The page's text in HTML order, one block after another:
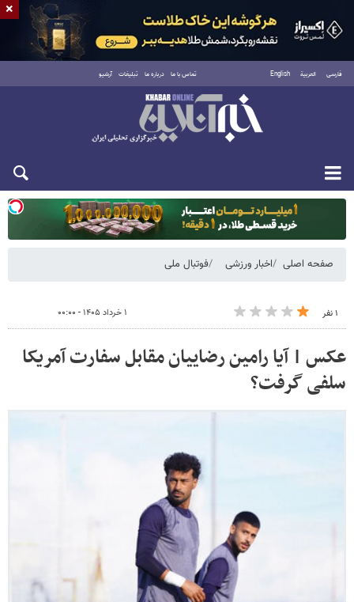
فارسی العربية English تماس با ما درباره ما تبلیغات آرشیو
یکشنبه ۱۸ مرداد ۱۴۰۵
صفحه اصلی اخبار ورزشی فوتبال ملی
۱ نفر ۱ خرداد ۱۴۰۵ - ۰۰:۰۰
عکس | آیا رامین رضاییان مقابل سفارت آمریکا
سلفی گرفت؟
×